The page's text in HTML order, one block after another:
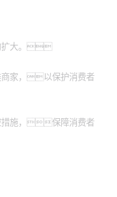
扩大。
商家，以保护消费者
措施，保障消费者